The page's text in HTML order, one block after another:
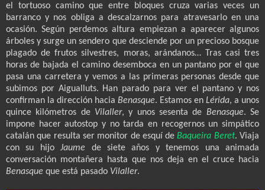
el tortuoso camino que entre bloques cruza varias veces un
barranco y nos obliga a descalzarnos para atravesarlo en una
ocasión. Según perdemos altura empiezan a aparecer algunos
árboles y surge un sendero que desciende por un precioso bosque
plagado de frutos silvestres, moras, arándanos… Tras casi tres
horas de bajada el camino desemboca en un pantano por el que
pasa una carretera y vemos a las primeras personas desde que
subimos por Aigualluts. Han parado para ver el pantano y nos
confirman la dirección hacia Benasque. Estamos en Lérida, a unos
quince kilómetros de Vilaller, y unos sesenta de Benasque. Se
impone hacer autostop y no tarda en recogernos un simpático
catalán que resulta ser monitor de esquí deBaqueira Beret. Viaja
con su hijoJaume de siete años y tenemos una animada
conversación montañera hasta que nos deja en el cruce hacia
Benasque que está pasado Vilaller.